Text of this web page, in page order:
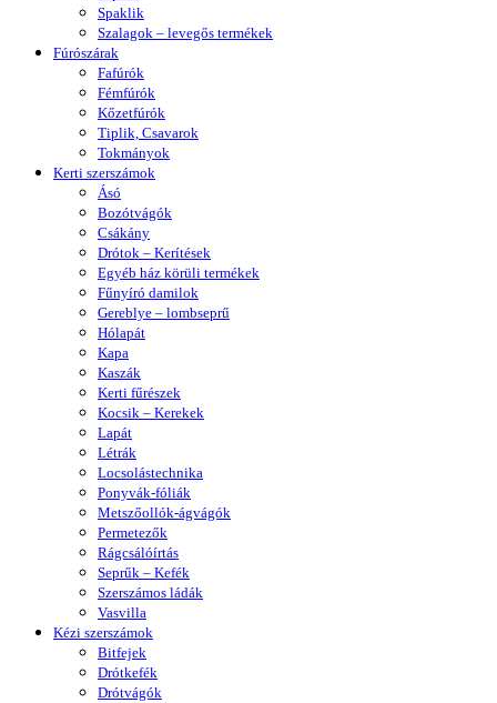
Spaklik
Szalagok – levegős termékek
Fúrószárak
Fafúrók
Fémfúrók
Kőzetfúrók
Tiplik, Csavarok
Tokmányok
Kerti szerszámok
Ásó
Bozótvágók
Csákány
Drótok – Kerítések
Egyéb ház körüli termékek
Fűnyíró damilok
Gereblye – lombseprű
Hólapát
Kapa
Kaszák
Kerti fűrészek
Kocsik – Kerekek
Lapát
Létrák
Locsolástechnika
Ponyvák-fóliák
Metszőollók-ágvágók
Permetezők
Rágcsálóírtás
Seprűk – Kefék
Szerszámos ládák
Vasvilla
Kézi szerszámok
Bitfejek
Drótkefék
Drótvágók